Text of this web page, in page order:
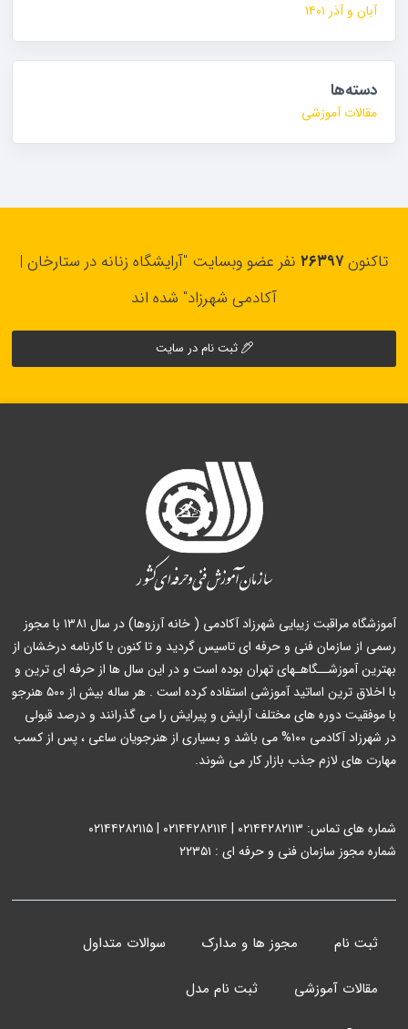
آبان و آذر ۱۴۰۱
دسته‌ها
مقالات آموزشی
تاکنون۲۶۳۹۷ نفر عضو وبسایت "آرایشگاه زنانه در ستارخان |
آکادمی شهرزاد" شده اند
ثبت نام در سایت
آموزشگاه مراقبت زیبایی شهرزاد آکادمی ( خانه آرزوها) در سال ۱۳۸۱ با مجوز
رسمی از سازمان فنی و حرفه ای تاسیس گردید و تا کنون با کارنامه درخشان از
بهترین آموزشــگاهـهای تهران بوده است و در این سال ها از حرفه ای ترین و
با اخلاق ترین اساتید آموزشی استفاده کرده است . هر ساله بیش از ۵۰۰ هنرجو
با موفقیت دوره های مختلف آرایش و پیرایش را می گذرانند و درصد قبولی
در شهرزاد آکادمی ۱۰۰% می باشد و بسیاری از هنرجویان ساعی ، پس از کسب
مهارت های لازم جذب بازار کار می شوند.
شماره های تماس: ۰۲۱۴۴۲۸۲۱۱۳ | ۰۲۱۴۴۲۸۲۱۱۴ | ۰۲۱۴۴۲۸۲۱۱۵
شماره مجوز سازمان فنی و حرفه ای : ۲۲۳۵۱
ثبت نام مجوز ها و مدارک سوالات متداول
مقالات آموزشی ثبت نام مدل